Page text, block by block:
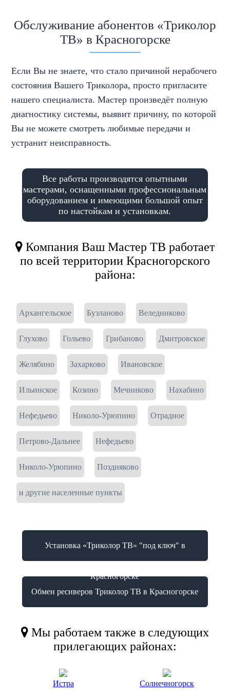
Обслуживание абонентов «Триколор
ТВ» в Красногорске
Если Вы не знаете, что стало причиной нерабочего
состояния Вашего Триколора, просто пригласите
нашего специалиста. Мастер произведёт полную
диагностику системы, выявит причину, по которой
Вы не можете смотреть любимые передачи и
устранит неисправность.
Все работы производятся опытными
мастерами, оснащенными профессиональным
оборудованием и имеющими большой опыт
по настойкам и установкам.
Компания Ваш Мастер ТВ работает
по всей территории Красногорского
района:
Архангельское Бузланово Веледниково
Глухово Гольево Грибаново Дмитровское
Желябино Захарково Ивановское
Ильинское Козино Мечниково Нахабино
Нефедьево Николо-Урюпино Отрадное
Петрово-Дальнее Нефедьево
Николо-Урюпино Поздняково
и другие населенные пункты
Установка «Триколор ТВ» "под ключ" в
Красногорске
Обмен ресиверов Триколор ТВ в Красногорске
Мы работаем также в следующих
прилегающих районах:
Истра Солнечногорск